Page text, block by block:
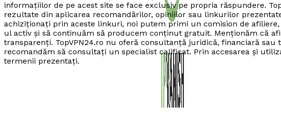
informațiilor de pe acest site se face exclusiv pe propria răspundere.
rezultate din aplicarea recomandărilor, opiniilor sau linkurilor
achiziționați prin aceste linkuri, noi putem primi un comision de
ul activ și să continuăm să producem conținut gratuit. Menționăm că
transparenți. TopVPN24.ro nu oferă consultanță juridică, financiară
recomandăm să consultați un specialist calificat. Prin accesarea și
termenii prezentați.